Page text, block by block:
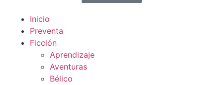
Inicio
Preventa
Ficción
Aprendizaje
Aventuras
Bélico